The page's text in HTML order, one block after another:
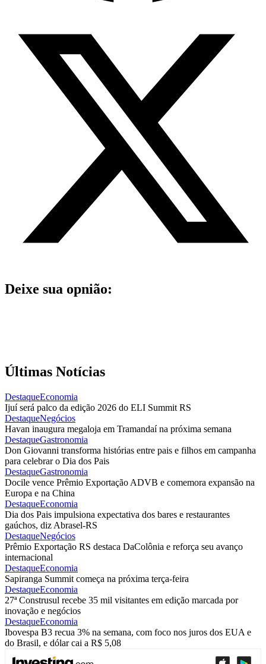
Deixe sua opnião:
Últimas Notícias
DestaqueEconomia
Ijuí será palco da edição 2026 do ELI Summit RS
DestaqueNegócios
Havan inaugura megaloja em Tramandaí na próxima semana
DestaqueGastronomia
Don Giovanni transforma histórias entre pais e filhos em campanha
para celebrar o Dia dos Pais
DestaqueGastronomia
Docile vence Prêmio Exportação ADVB e comemora expansão na
Europa e na China
DestaqueEconomia
Dia dos Pais impulsiona expectativa dos bares e restaurantes
gaúchos, diz Abrasel-RS
DestaqueNegócios
Prêmio Exportação RS destaca DaColônia e reforça seu avanço
internacional
DestaqueEconomia
Sapiranga Summit começa na próxima terça-feira
DestaqueEconomia
27ª Construsul recebe 35 mil visitantes em edição marcada por
inovação e negócios
DestaqueEconomia
Ibovespa B3 recua 3% na semana, com foco nos juros dos EUA e
do Brasil, e dólar cai a R$ 5,08